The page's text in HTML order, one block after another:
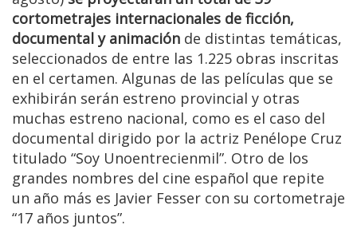
cortometrajes internacionales de ficción,
documental y animación de distintas temáticas,
seleccionados de entre las 1.225 obras inscritas
en el certamen. Algunas de las películas que se
exhibirán serán estreno provincial y otras
muchas estreno nacional, como es el caso del
documental dirigido por la actriz Penélope Cruz
titulado “Soy Unoentrecienmil”. Otro de los
grandes nombres del cine español que repite
un año más es Javier Fesser con su cortometraje
“17 años juntos”.